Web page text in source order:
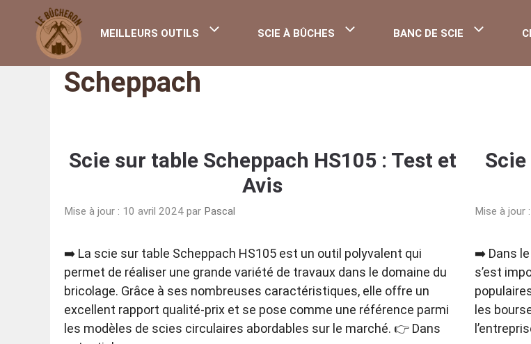
contenu
MEILLEURS OUTILS SCIE À BÛCHES BANC DE SCIE
Scheppach
Scie sur table Scheppach HS105 : Test et
Avis
Mise à jour : 10 avril 2024 par Pascal
➡️ La scie sur table Scheppach HS105 est un outil polyvalent qui
permet de réaliser une grande variété de travaux dans le domaine du
bricolage. Grâce à ses nombreuses caractéristiques, elle offre un
excellent rapport qualité-prix et se pose comme une référence parmi
les modèles de scies circulaires abordables sur le marché. 👉 Dans
Mise à jour
➡️ Dans
s’est
les